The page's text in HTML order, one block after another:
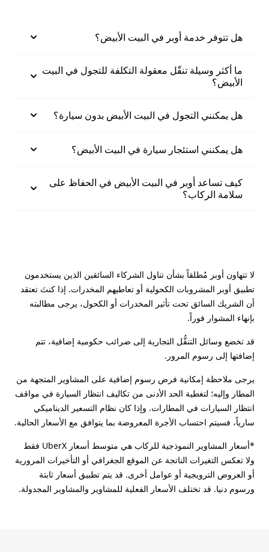
هل تتوفر خدمة أوبر في البيت الأبيض؟
ما أكثر وسيلة تنقّل معقولة التكلفة للتجول في البيت
الأبيض؟
هل يمكنني التجول في البيت الأبيض بدون سيارة؟
هل يمكنني استئجار سيارة في البيت الأبيض؟
كيف تساعد أوبر في البيت الأبيض في الحفاظ على
سلامة الركاب؟
لا تتهاون أوبر مُطلقاً بشأن تناول الشركاء السائقين الذين يستخدمون
تطبيق أوبر المشروبات الكحولية أو تعاطيهم المخدرات. إذا كنتَ تعتقد
أن الشريك السائق تحت تأثير المخدرات أو الكحول، يرجى مطالبته
بإنهاء المشوار فوراً.
قد تخضع وسائل التنقُّل التجارية إلى ضرائب حكومية إضافية، تتم
إضافتها إلى رسوم المرور.
يرجى ملاحظة إمكانية فرض رسوم إضافية على المشاوير المتجهة من
المطار وإليه؛ لتغطية الحد الأدنى من تكاليف انتظار السيارة في مواقف
انتظار السيارات في المطارات. وإذا كان نظام التسعير الديناميكي
سارياً، فسيتم احتساب الأجرة المعروضة بما يتوافق مع الأسعار الحالية.
*أسعار المشاوير النموذجية للركاب هي متوسط أسعار UberX فقط
ولا تعكس التغيرات الناتجة عن الموقع الجغرافي أو التأخيرات المرورية
أو العروض الترويجية أو عوامل أخرى. قد يتم تطبيق أسعار ثابتة
ورسوم دنيا. قد تختلف الأسعار الفعلية للمشاوير والمشاوير المجدولة.